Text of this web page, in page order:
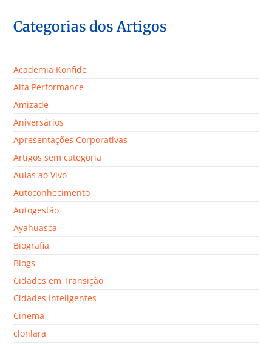
Categorias dos Artigos
Academia Konfide
Alta Performance
Amizade
Aniversários
Apresentações Corporativas
Artigos sem categoria
Aulas ao Vivo
Autoconhecimento
Autogestão
Ayahuasca
Biografia
Blogs
Cidades em Transição
Cidades Inteligentes
Cinema
clonlara